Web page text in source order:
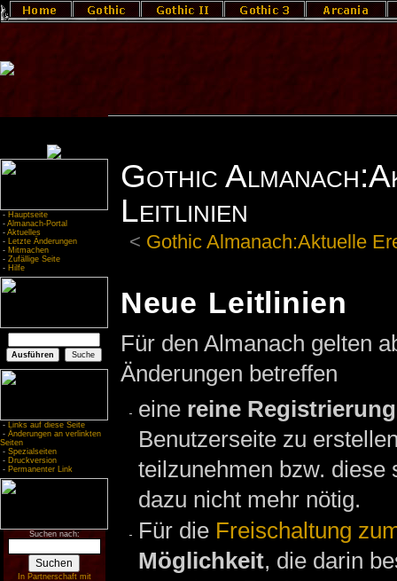
- Hauptseite
- Almanach-Portal
- Aktuelles
- Letzte Änderungen
- Mitmachen
- Zufällige Seite
- Hilfe
- Links auf diese Seite
- Änderungen an verlinkten
Seiten
- Spezialseiten
- Druckversion
- Permanenter Link
Suchen nach:
In Partnerschaft mit
Gothic
Leitlinien
< Gothic Almanach:Aktuelle
Neue Leitlinien
Für den Almanach gelten
Änderungen betreffen
eine reine
Benutzerseite zu
teilzunehmen bzw. diese
dazu nicht mehr nötig.
Für die Freischaltung
Möglichkeit, die darin